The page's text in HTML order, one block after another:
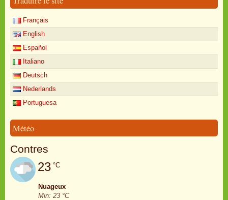
Français
English
Español
Italiano
Deutsch
Nederlands
Portuguesa
Météo
Contres
23 °C
Nuageux
Min: 23 °C